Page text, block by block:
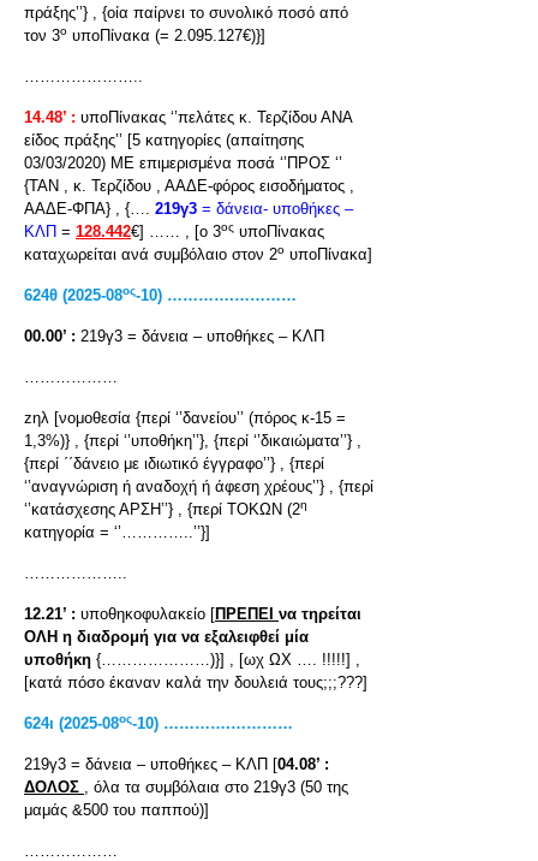
πράξης’’} , {οία παίρνει το συνολικό ποσό από
τον 3ο υποΠίνακα (= 2.095.127€)}]
…………………..
14.48’ : υποΠίνακας ‘’πελάτες κ. Τερζίδου ΑΝΑ
είδος πράξης’’ [5 κατηγορίες (απαίτησης
03/03/2020) ΜΕ επιμερισμένα ποσά ‘’ΠΡΟΣ ‘’
{ΤΑΝ , κ. Τερζίδου , ΑΑΔΕ-φόρος εισοδήματος ,
ΑΑΔΕ-ΦΠΑ} , {…. 219γ3 = δάνεια- υποθήκες –
ΚΛΠ = 128.442€] …… , [ο 3ος υποΠίνακας
καταχωρείται ανά συμβόλαιο στον 2ο υποΠίνακα]
624θ (2025-08ος-10) ………….…………
00.00’ : 219γ3 = δάνεια – υποθήκες – ΚΛΠ
………………
zηλ [νομοθεσία {περί ‘’δανείου’’ (πόρος κ-15 =
1,3%)} , {περί ‘’υποθήκη’’}, {περί ‘’δικαιώματα’’} ,
{περί ΄΄δάνειο με ιδιωτικό έγγραφο’’} , {περί
‘’αναγνώριση ή αναδοχή ή άφεση χρέους’’} , {περί
‘’κατάσχεσης ΑΡΣΗ’’} , {περί ΤΟΚΩΝ (2η
κατηγορία = ‘’…………..’’}]
………………..
12.21’ : υποθηκοφυλακείο [ΠΡΕΠΕΙ να τηρείται
ΟΛΗ η διαδρομή για να εξαλειφθεί μία
υποθήκη {…………………)}] , [ωχ ΩΧ …. !!!!!] ,
[κατά πόσο έκαναν καλά την δουλειά τους;;;???]
624ι (2025-08ος-10) ………….…………
219γ3 = δάνεια – υποθήκες – ΚΛΠ [04.08’ :
ΔΟΛΟΣ , όλα τα συμβόλαια στο 219γ3 (50 της
μαμάς &500 του παππού)]
………………